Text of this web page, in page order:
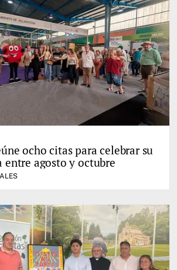
ocho citas para celebrar su
entre agosto y octubre